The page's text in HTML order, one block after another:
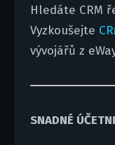
Hledáte CRM
Vyzkoušejte
vývojářů z
SNADNÉ